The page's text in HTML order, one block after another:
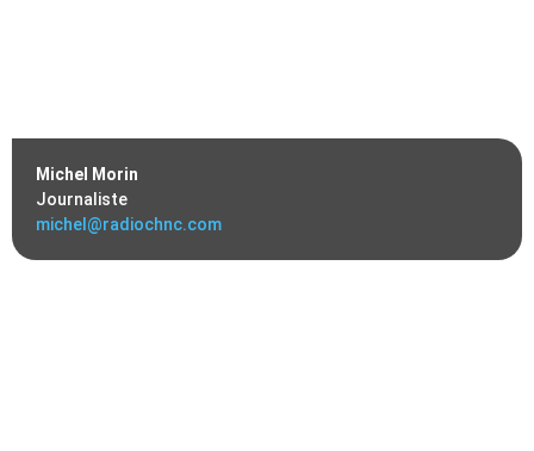
Michel Morin
Journaliste
michel@radiochnc.com